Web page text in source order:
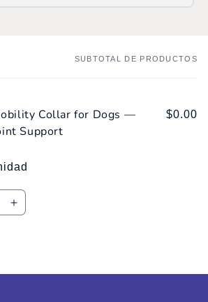
SUBTOTAL DE PRODUCTOS
Collar for Dogs —
Support
$0.00
Aumentar